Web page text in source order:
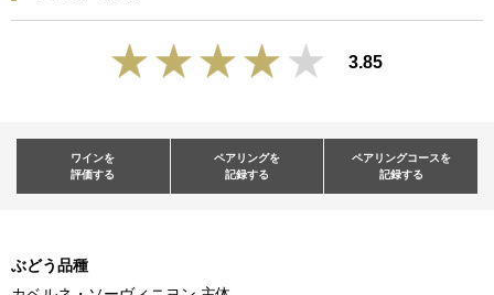
3.85
ワインを
評価する
ペアリングを
記録する
ペアリングコースを
記録する
ぶどう品種